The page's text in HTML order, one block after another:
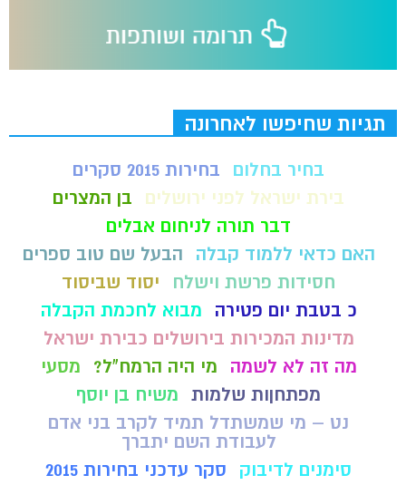
תגיות שחיפשו לאחרונה
בחיר בחלום
בחירות 2015 סקרים
בירת ישראל לפני ירושלים
בן המצרים
דבר תורה לניחום אבלים
האם כדאי ללמוד קבלה
הבעל שם טוב ספרים
חסידות פרשת וישלח
יסוד שביסוד
כ בטבת יום פטירה
מבוא לחכמת הקבלה
מדינות המכירות בירושלים כבירת ישראל
מה זה לא לשמה
מי היה הרמח"ל?
מסעי
מפתחןות שלמות משיח בן יוסף
נט – מי שמשתדל תמיד לקרב בני אדם
לעבודת השם יתברך
סימנים לדיבוק
סקר עדכני בחירות 2015